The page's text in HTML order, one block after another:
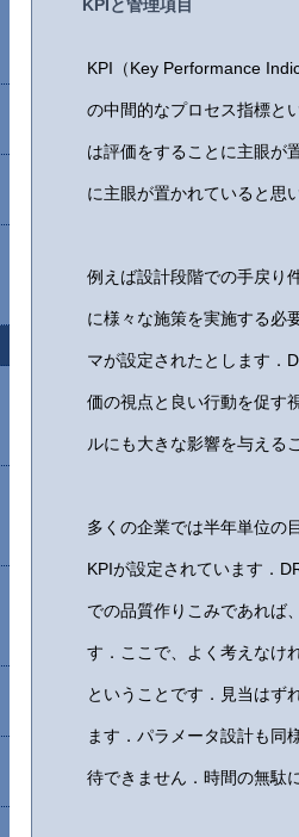
KPIと管理項目
KPI（Key Performance
の中間的なプロセス指標と
は評価をすることに主眼が
に主眼が置かれていると思
例えば設計段階での手戻り
に様々な施策を実施する必
マが設定されたとします．
価の視点と良い行動を促す
ルにも大きな影響を与える
多くの企業では半年単位の
KPIが設定されています．
での品質作りこみであれば
す．ここで、よく考えなけ
ということです．見当はず
ます．パラメータ設計も同
待できません．時間の無駄